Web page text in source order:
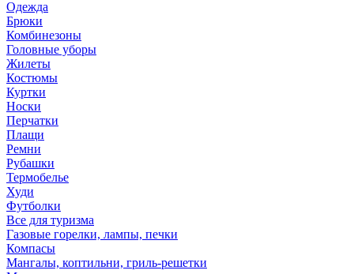
Одежда
Брюки
Комбинезоны
Головные уборы
Жилеты
Костюмы
Куртки
Носки
Перчатки
Плащи
Ремни
Рубашки
Термобелье
Худи
Футболки
Все для туризма
Газовые горелки, лампы, печки
Компасы
Мангалы, коптильни, гриль-решетки